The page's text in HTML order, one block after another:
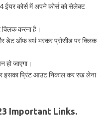
ईयर कोर्स में अपने कोर्स को सेलेक्ट
करना है।
डेट ऑफ बर्थ भरकर प्रोसीड पर क्लिक
हो जाएगा।
प्रिंट आउट निकाल कर रख लेना
Important Links.